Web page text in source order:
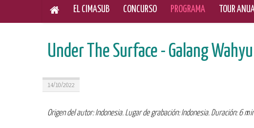
EL CIMASUB CONCURSO PROGRAMA TOUR
Under The Surface - Galang
14/10/2022
Origen del autor: Indonesia. Lugar de grabación: Indonesia. Duración: 6